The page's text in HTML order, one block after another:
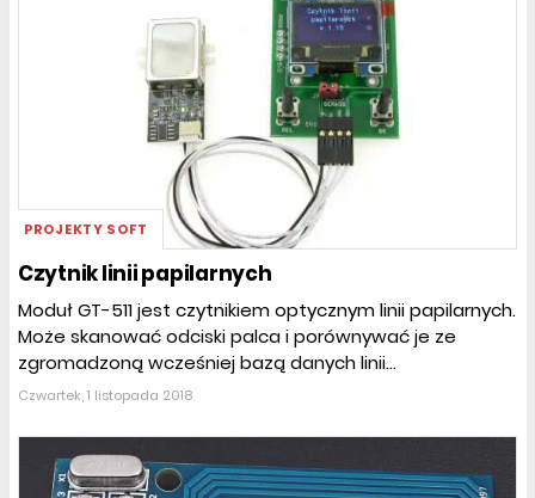
PROJEKTY SOFT
Czytnik linii papilarnych
Moduł GT-511 jest czytnikiem optycznym linii papilarnych.
Może skanować odciski palca i porównywać je ze
zgromadzoną wcześniej bazą danych linii...
Czwartek, 1 listopada 2018